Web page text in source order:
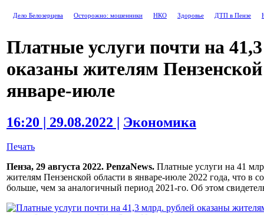
Дело Белозерцева Осторожно: мошенники НКО Здоровье ДТП в Пензе
Платные услуги почти на
оказаны жителям Пензенской
январе-июле
16:20 | 29.08.2022 | Экономика
Печать
Пенза, 29 августа 2022. PenzaNews. Платные услуги на 41
жителям Пензенской области в январе-июле 2022 года, что в
больше, чем за аналогичный период 2021-го. Об этом